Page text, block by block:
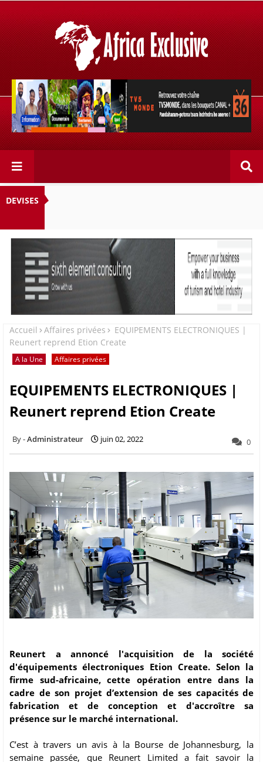
Retrouvez votre chaîne @TV5MONDE, dans les bouquets
CANAL+ 36 . Fandaharam-potoana tsara indrindra ho
anareo!
DEVISES
Accueil Affaires privées
EQUIPEMENTS ELECTRONIQUES |
Reunert reprend Etion Create
A la Une Affaires privées
EQUIPEMENTS ELECTRONIQUES |
Reunert reprend Etion Create
Administrateur juin 02, 2022 0
Reunert a annoncé l'acquisition de la société
d'équipements électroniques Etion Create. Selon la
firme sud-africaine, cette opération entre dans la
cadre de son projet d’extension de ses capacités de
fabrication et de conception et d'accroître sa
présence sur le marché international.
C’est à travers un avis à la Bourse de Johannesburg, la
semaine passée, que Reunert Limited a fait savoir la